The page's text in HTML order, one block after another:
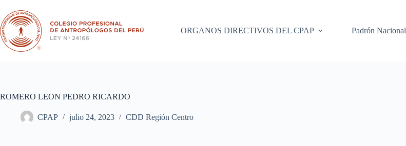
contenido
ORGANOS DIRECTIVOS DEL CPAP
Padrón Nacional
ROMERO LEON PEDRO RICARDO
CPAP julio 24, 2023 CDD Región Centro